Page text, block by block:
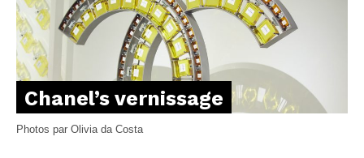
Chanel’s vernissage
Photos par Olivia da Costa